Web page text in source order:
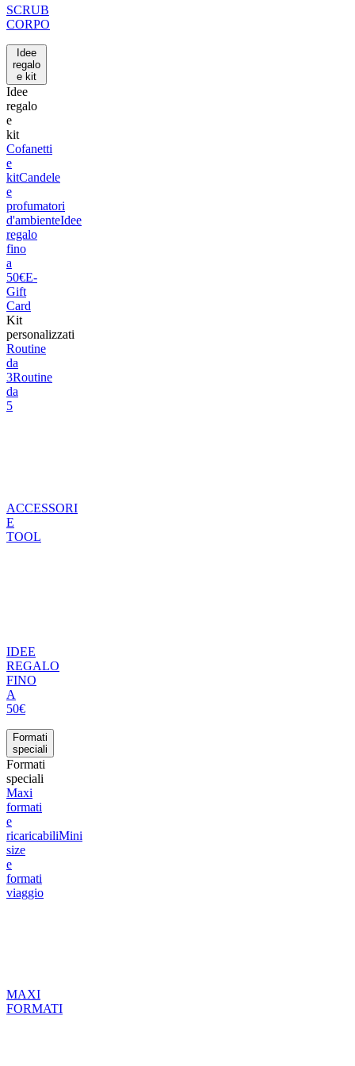
SCRUB
CORPO
Idee
regalo
e kit
Idee
regalo
e
kit
Cofanetti
e
kitCandele
e
profumatori
d'ambienteIdee
regalo
fino
a
50€E-
Gift
Card
Kit
personalizzati
Routine
da
3Routine
da
5
ACCESSORI
E
TOOL
IDEE
REGALO
FINO
A
50€
Formati
speciali
Formati
speciali
Maxi
formati
e
ricaricabiliMini
size
e
formati
viaggio
MAXI
FORMATI